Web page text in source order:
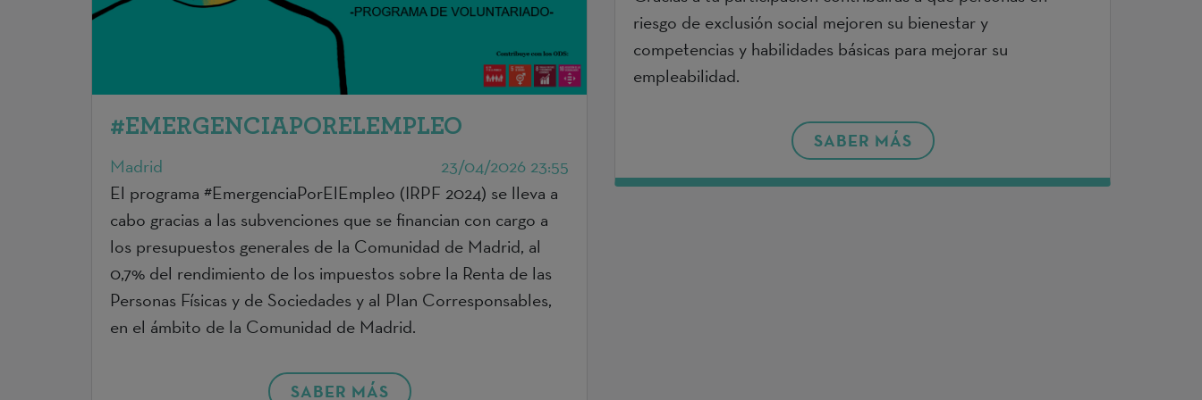
#EMERGENCIAPORELEMPLEO
Madrid
23/04/2026 23:55
El programa #EmergenciaPorElEmpleo (IRPF 2024) se lleva a
cabo gracias a las subvenciones que se financian con cargo a
los presupuestos generales de la Comunidad de Madrid, al
0,7% del rendimiento de los impuestos sobre la Renta de las
Personas Físicas y de Sociedades y al Plan Corresponsables,
en el ámbito de la Comunidad de Madrid.
SABER MÁS
riesgo de exclusión social mejoren su bienestar y
competencias y habilidades básicas para mejorar su
empleabilidad.
SABER MÁS